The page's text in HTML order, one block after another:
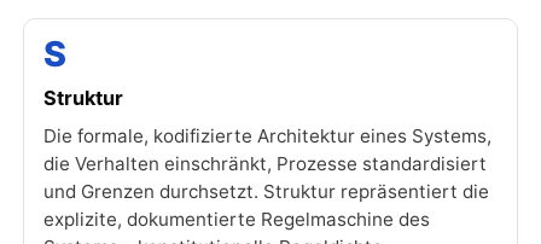
S
Struktur
Die formale, kodifizierte Architektur eines Systems,
die Verhalten einschränkt, Prozesse standardisiert
und Grenzen durchsetzt. Struktur repräsentiert die
explizite, dokumentierte Regelmaschine des